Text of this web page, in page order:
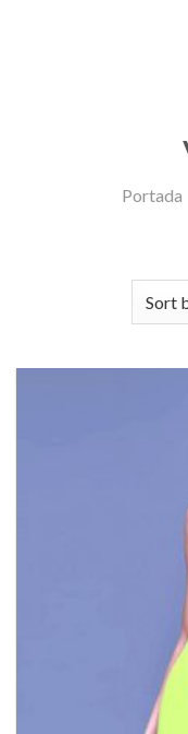
Portada